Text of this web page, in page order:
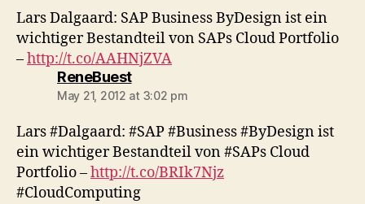
Lars Dalgaard: SAP Business ByDesign ist ein
wichtiger Bestandteil von SAPs Cloud Portfolio
–http://t.co/AAHNjZVA
ReneBuestsays:
May 21, 2012 at 3:02 pm
Lars #Dalgaard: #SAP #Business #ByDesign ist
ein wichtiger Bestandteil von #SAPs Cloud
Portfolio –http://t.co/BRIk7Njz
#CloudComputing